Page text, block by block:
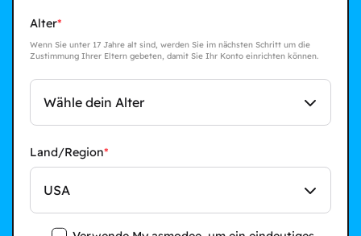
Alter
Wenn Sie unter 17 Jahre alt sind, werden Sie im nächsten Schritt um die
Zustimmung Ihrer Eltern gebeten, damit Sie Ihr Konto einrichten können.
Wähle dein Alter
Land/Region
USA